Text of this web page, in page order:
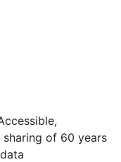
sharing of 60 years